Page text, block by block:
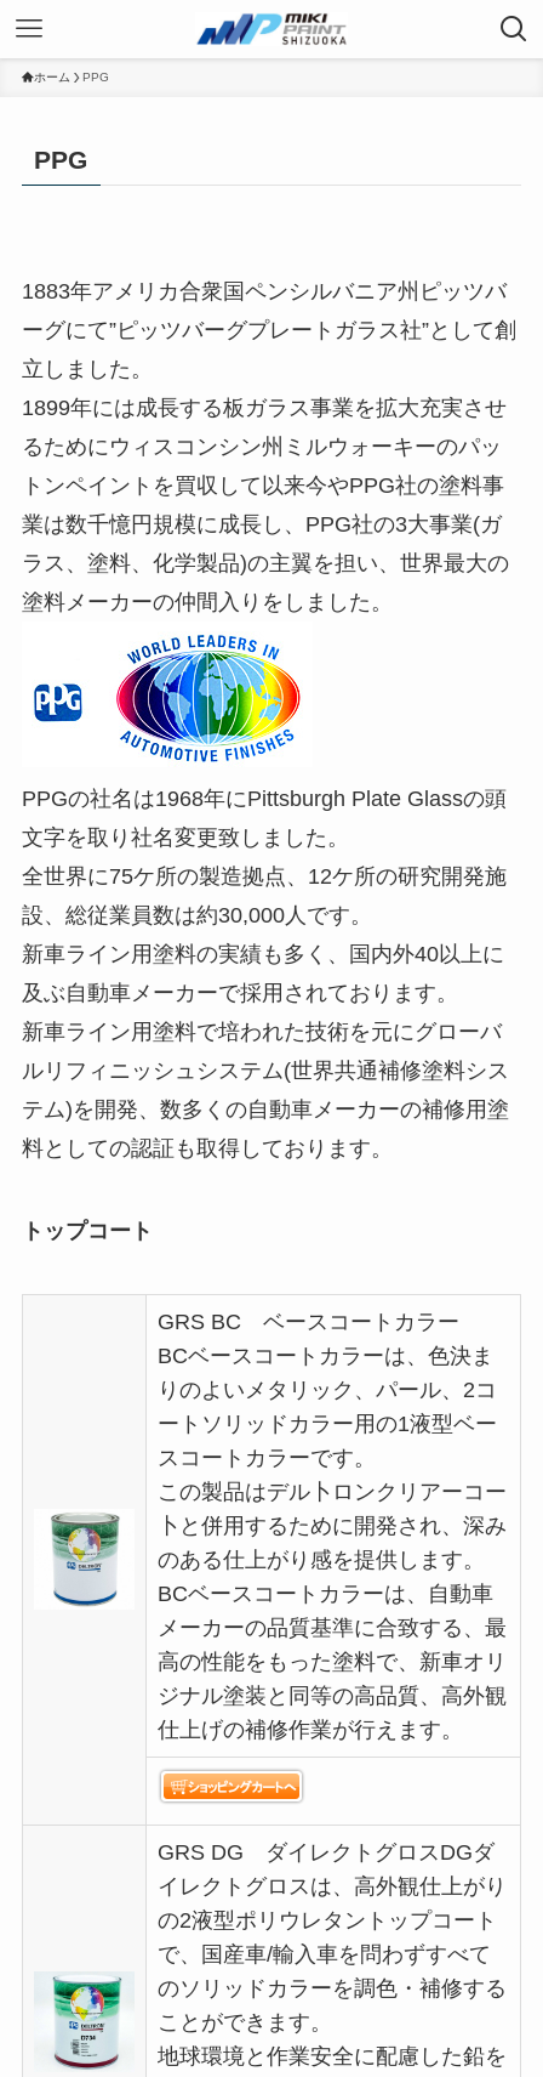
ホーム PPG
PPG
1883年アメリカ合衆国ペンシルバニア州ピッツバ
ーグにて”ピッツバーグプレートガラス社”として創
立しました。
1899年には成長する板ガラス事業を拡大充実させ
るためにウィスコンシン州ミルウォーキーのパッ
トンペイントを買収して以来今やPPG社の塗料事
業は数千憶円規模に成長し、PPG社の3大事業(ガ
ラス、塗料、化学製品)の主翼を担い、世界最大の
塗料メーカーの仲間入りをしました。
PPGの社名は1968年にPittsburgh Plate Glassの頭
文字を取り社名変更致しました。
全世界に75ケ所の製造拠点、12ケ所の研究開発施
設、総従業員数は約30,000人です。
新車ライン用塗料の実績も多く、国内外40以上に
及ぶ自動車メーカーで採用されております。
新車ライン用塗料で培われた技術を元にグローバ
ルリフィニッシュシステム(世界共通補修塗料シス
テム)を開発、数多くの自動車メーカーの補修用塗
料としての認証も取得しております。
トップコート
GRS BC ベースコートカラー
BCベースコートカラーは、色決ま
りのよいメタリック、パール、2コ
ートソリッドカラー用の1液型ベー
スコートカラーです。
この製品はデル卜ロンクリアーコー
卜と併用するために開発され、深み
のある仕上がり感を提供します。
BCベースコートカラーは、自動車
メーカーの品質基準に合致する、最
高の性能をもった塗料で、新車オリ
ジナル塗装と同等の高品質、高外観
仕上げの補修作業が行えます。
GRS DG ダイレクトグロスDGダ
イレクトグロスは、高外観仕上がり
の2液型ポリウレタントップコート
で、国産車/輸入車を問わずすべて
のソリッドカラーを調色・補修する
ことができます。
地球環境と作業安全に配慮した鉛を